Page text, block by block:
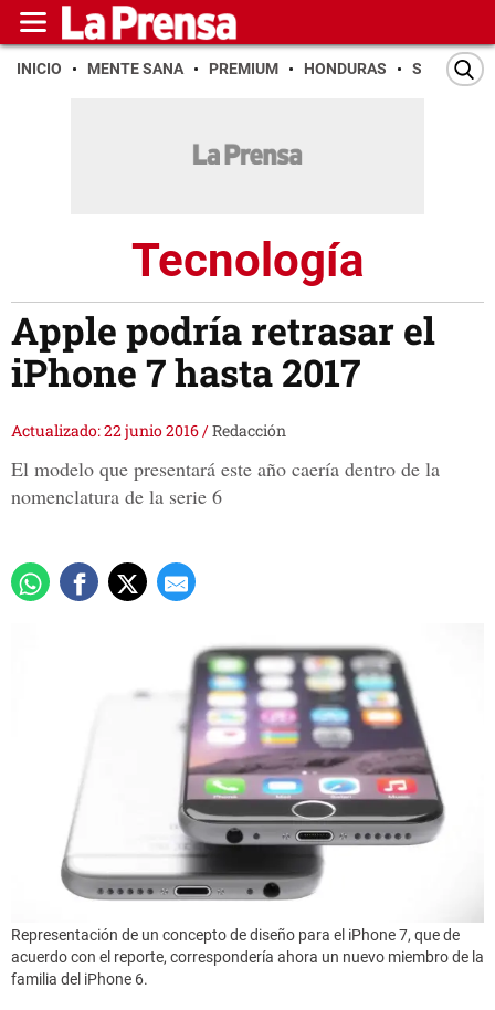
INICIO MENTE SANA PREMIUM HONDURAS SAN PEDRO
Tecnología
Apple podría retrasar el
iPhone 7 hasta 2017
Actualizado: 22 junio 2016/Redacción
El modelo que presentará este año caería dentro de la
nomenclatura de la serie 6
Representación de un concepto de diseño para el iPhone 7, que de
acuerdo con el reporte, correspondería ahora un nuevo miembro de la
familia del iPhone 6.